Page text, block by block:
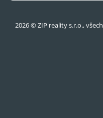
2026 © ZIP reality s.r.o.,